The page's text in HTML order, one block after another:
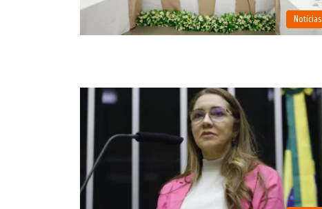
Notícias